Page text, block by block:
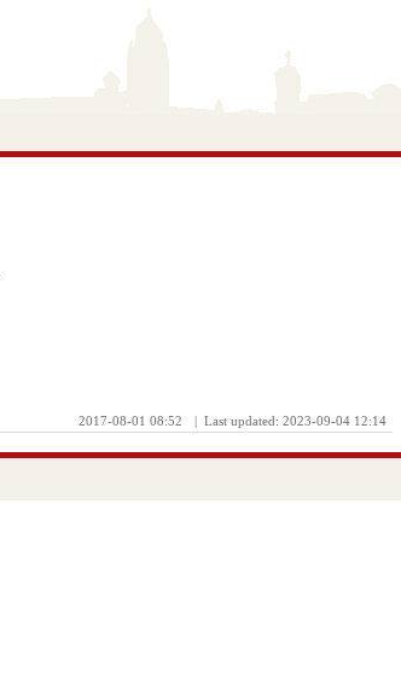
| Last updated: 2023-09-04 12:14
2017-08-01 08:52